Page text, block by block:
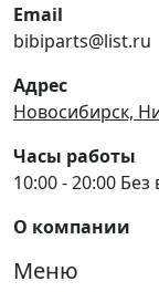
Email
bibiparts@list.ru
Адрес
Новосибирск,
Часы работы
10:00 - 20:00
О компании
Меню